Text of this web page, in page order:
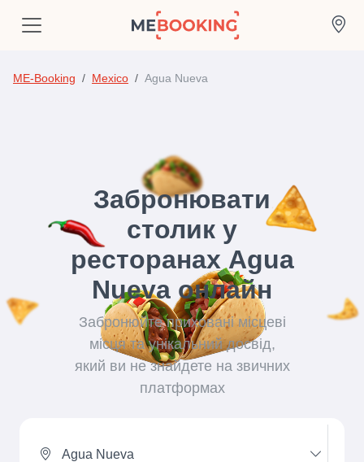
ME-Booking Mexico Agua Nueva
Забронювати
столик у
ресторанах Agua
Nueva онлайн
Забронюйте приховані місцеві
місця та унікальний досвід,
який ви не знайдете на звичних
платформах
Agua Nueva